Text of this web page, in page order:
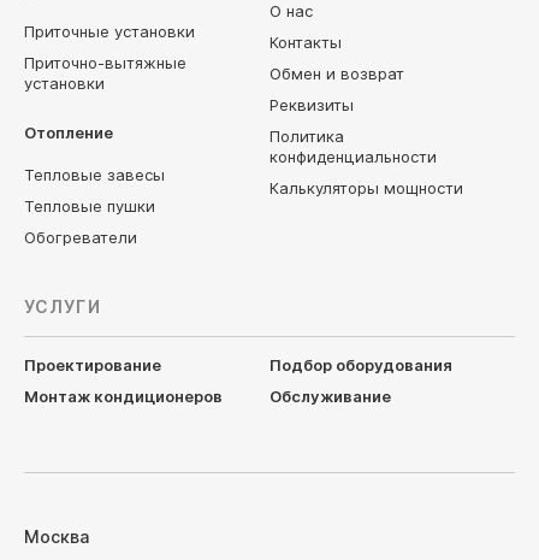
Приточные установки
Приточно-вытяжные
установки
Отопление
Тепловые завесы
Тепловые пушки
Обогреватели
О нас
Контакты
Обмен и возврат
Реквизиты
Политика
конфиденциальности
Калькуляторы мощности
УСЛУГИ
Проектирование
Подбор оборудования
Монтаж кондиционеров
Обслуживание
Москва